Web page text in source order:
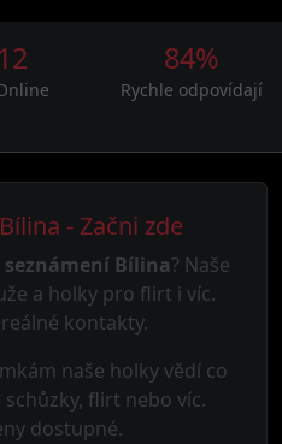
12 84%
Rychle odpovídají
- Začni zde
Bílina? Naše
a holky pro flirt i víc.
kontakty.
naše holky vědí co
flirt nebo víc.
dostupné.